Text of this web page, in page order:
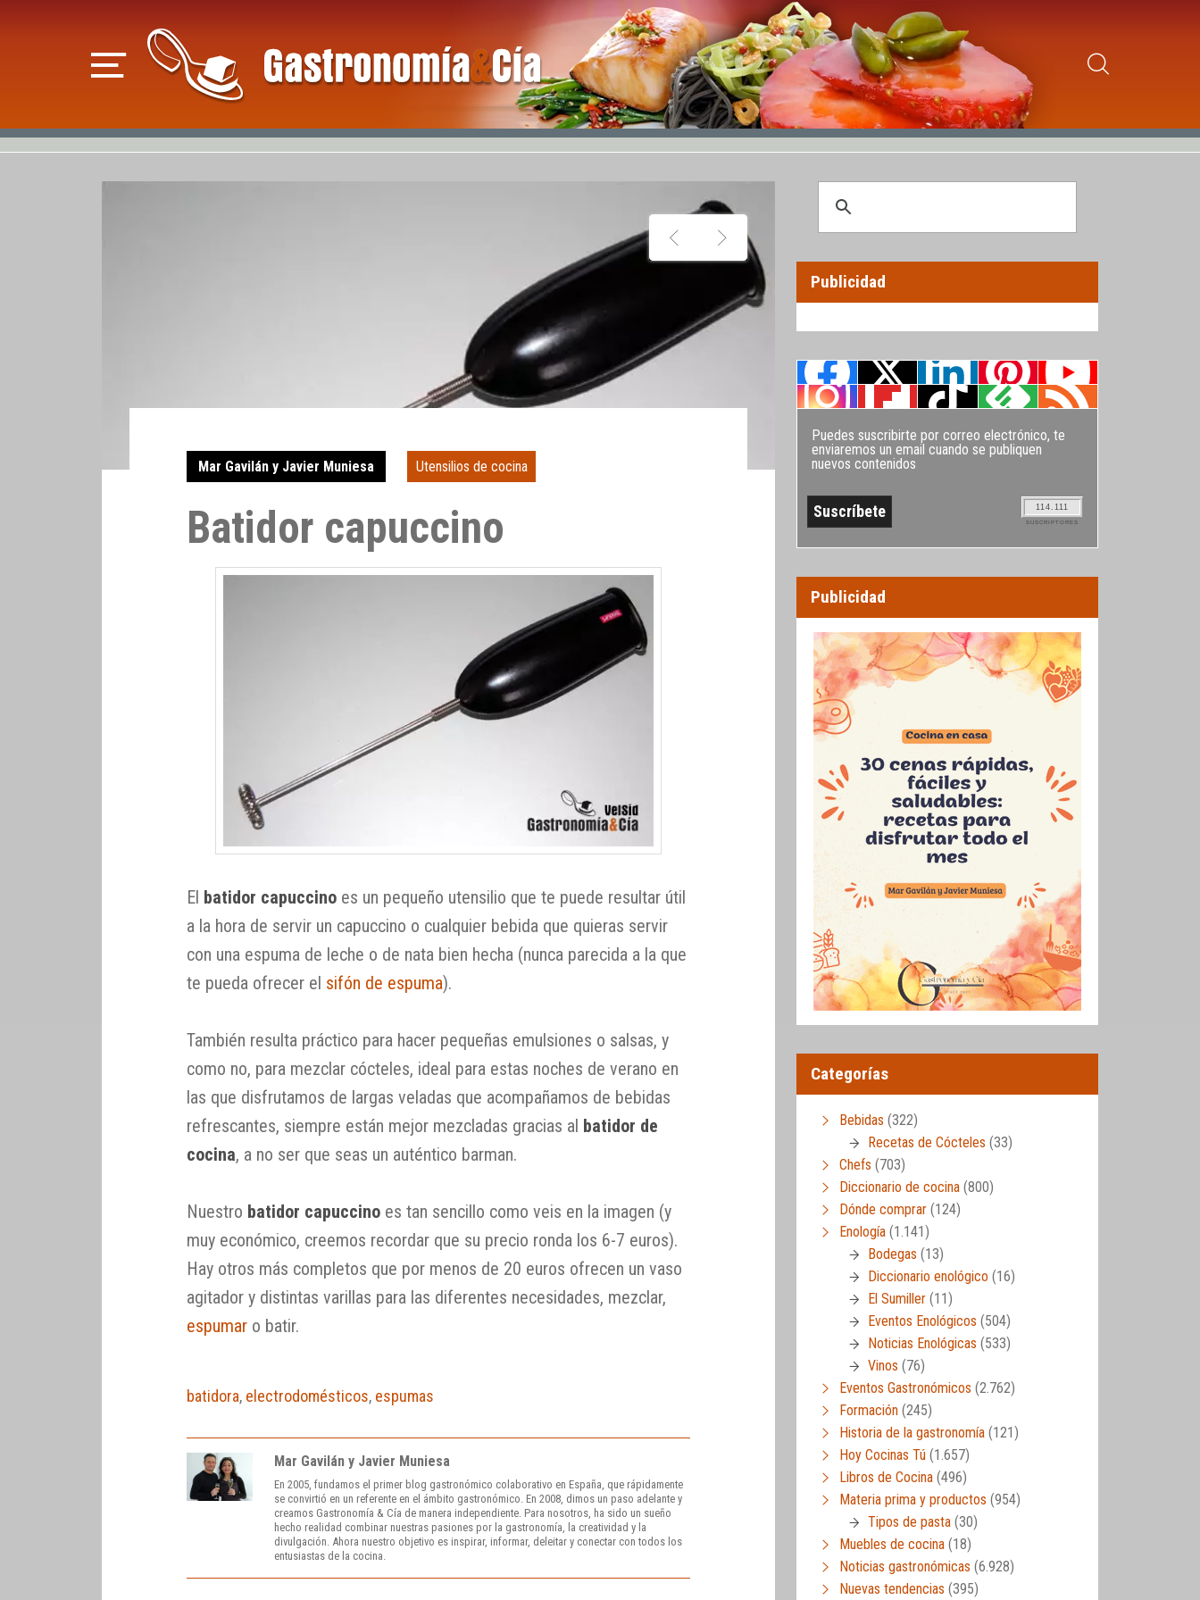
Mar Gavilán y Javier Muniesa Utensilios de cocina
Batidor capuccino
El batidor capuccino es un pequeño utensilio que te puede resultar útil
a la hora de servir un capuccino o cualquier bebida que quieras servir
con una espuma de leche o de nata bien hecha (nunca parecida a la que
te pueda ofrecer el sifón de espuma).
También resulta práctico para hacer pequeñas emulsiones o salsas, y
como no, para mezclar cócteles, ideal para estas noches de verano en
las que disfrutamos de largas veladas que acompañamos de bebidas
refrescantes, siempre están mejor mezcladas gracias al batidor de
cocina, a no ser que seas un auténtico barman.
Nuestro batidor capuccino es tan sencillo como veis en la imagen (y
muy económico, creemos recordar que su precio ronda los 6-7 euros).
Hay otros más completos que por menos de 20 euros ofrecen un vaso
agitador y distintas varillas para las diferentes necesidades, mezclar,
espumar o batir.
batidora, electrodomésticos, espumas
Mar Gavilán y Javier Muniesa
En 2005, fundamos el primer blog gastronómico colaborativo en España, que rápidamente
se convirtió en un referente en el ámbito gastronómico. En 2008, dimos un paso adelante y
creamos Gastronomía & Cía de manera independiente. Para nosotros, ha sido un sueño
hecho realidad combinar nuestras pasiones por la gastronomía, la creatividad y la
divulgación. Ahora nuestro objetivo es inspirar, informar, deleitar y conectar con todos los
entusiastas de la cocina.
Publicidad
Puedes suscribirte por correo electrónico, te
enviaremos un email cuando se publiquen
nuevos contenidos
114.111
SUSCRIPTORES
Publicidad
Categorías
Bebidas (322)
Recetas de Cócteles (33)
Chefs (703)
Diccionario de cocina (800)
Dónde comprar (124)
Enología (1.141)
Bodegas (13)
Diccionario enológico (16)
El Sumiller (11)
Eventos Enológicos (504)
Noticias Enológicas (533)
Vinos (76)
Eventos Gastronómicos (2.762)
Formación (245)
Historia de la gastronomía (121)
Hoy Cocinas Tú (1.657)
Libros de Cocina (496)
Materia prima y productos (954)
Tipos de pasta (30)
Muebles de cocina (18)
Noticias gastronómicas (6.928)
Nuevas tendencias (395)